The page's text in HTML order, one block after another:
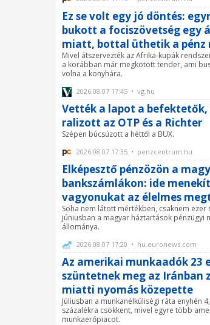
Ez se volt egy jó döntés:
bukott a fociszövetség egy
miatt, bottal üthetik a pénz
Mivel átszervezték az Afrika-kupák
a korábban már megkötött tender, ami
volna a konyhára.
2026.08.07 17:45 • vg.hu
Vették a lapot a
ralizott az OTP és a Richter
Szépen búcsúzott a héttől a BUX.
2026.08.07 17:35 • penzcentrum.hu
Elképesztő pénzözön a
bankszámlákon: ide
vagyonukat az élelmes
Soha nem látott mértékben, csaknem
júniusban a magyar háztartások pénzügyi
állománya.
2026.08.07 17:20 • hu.euronews.com
Az amerikai munkaadók 23
szüntetnek meg az Iránban
miatti nyomás közepette
Júliusban a munkanélküliségi ráta enyhén
százalékra csökkent, mivel egyre több
munkaerőpiacot.